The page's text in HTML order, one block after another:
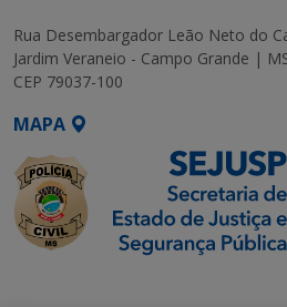
Rua Desembargador Leão Neto do
Jardim Veraneio - Campo Grande |
CEP 79037-100
MAPA